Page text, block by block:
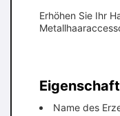
Erhöhen Sie Ihr
Name des